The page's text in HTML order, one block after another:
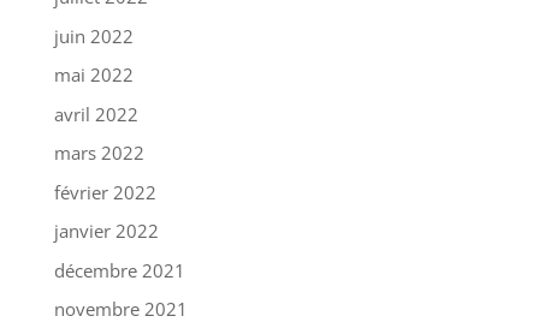
juin 2022
mai 2022
avril 2022
mars 2022
février 2022
janvier 2022
décembre 2021
novembre 2021